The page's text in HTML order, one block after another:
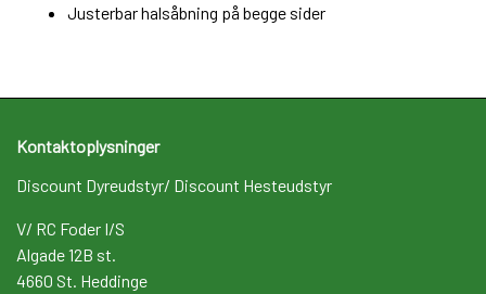
Justerbar halsåbning på begge sider
Kontaktoplysninger
Discount Dyreudstyr/ Discount Hesteudstyr
V/ RC Foder I/S
Algade 12B st.
4660 St. Heddinge